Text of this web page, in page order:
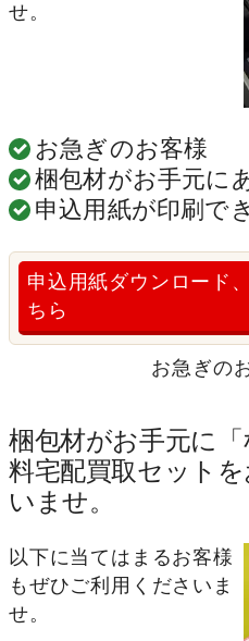
せ。
お急ぎのお客様
梱包材がお手元に
申込用紙が印刷で
申込用紙ダウンロード
ちら
お急ぎの
梱包材がお手元に
料宅配買取セット
いませ。
以下に当てはまるお客様
もぜひご利用くださいま
せ。